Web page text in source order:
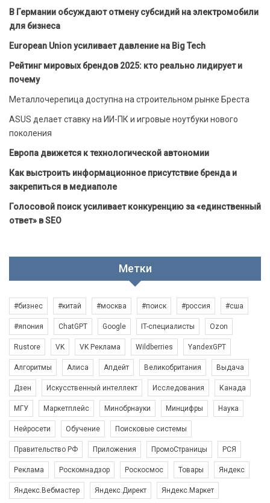
В Германии обсуждают отмену субсидий на электромобили
для бизнеса
European Union усиливает давление на Big Tech
Рейтинг мировых брендов 2025: кто реально лидирует и
почему
Металлочерепица доступна на строительном рынке Бреста
ASUS делает ставку на ИИ-ПК и игровые ноутбуки нового
поколения
Европа движется к технологической автономии
Как выстроить информационное присутствие бренда и
закрепиться в медиаполе
Голосовой поиск усиливает конкуренцию за «единственный
ответ» в SEO
Метки
#бизнес #китай #москва #поиск #россия #сша
#япония ChatGPT Google IT-специалисты Ozon
Rustore VK VK Реклама Wildberries YandexGPT
Алгоритмы Алиса Апдейт Великобритания Выдача
Дзен Искусственный интеллект Исследования Канада
МГУ Маркетплейс Минобрнауки Минцифры Наука
Нейросети Обучение Поисковые системы
Правительство РФ Приложения ПромоСтраницы РСЯ
Реклама Роскомнадзор Роскосмос Товары Яндекс
Яндекс.Вебмастер Яндекс.Директ Яндекс.Маркет